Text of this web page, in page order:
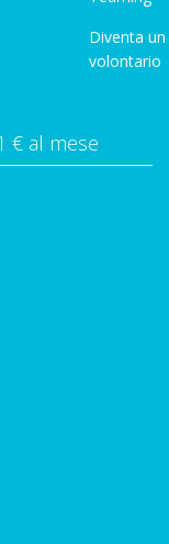
Diventa un
volontario
€ al mese